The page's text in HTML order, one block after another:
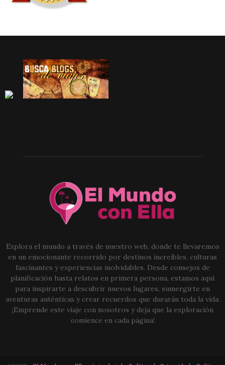
Explora el mundo a través de nuestro web, donde te llevaremos
en un emocionante recorrido por destinos increíbles, culturas
fascinantes y experiencias inolvidables. Desde consejos de
planificación hasta relatos en primera persona, estamos aquí
para inspirarte a descubrir nuevos lugares, sumergirte en
aventuras auténticas y crear recuerdos que durarán toda la vida.
¡Emprende este viaje con nosotros y deja que la exploración
comience en cada página!